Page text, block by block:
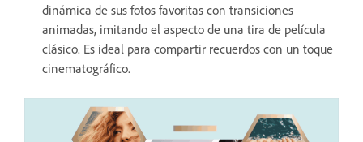
dinámica de sus fotos favoritas con transiciones
animadas, imitando el aspecto de una tira de película
clásico. Es ideal para compartir recuerdos con un toque
cinematográfico.